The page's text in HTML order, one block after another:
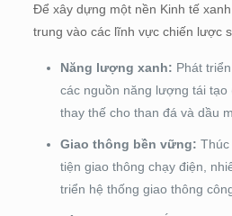
Để xây dựng một nền Kinh tế
trung vào các lĩnh vực chiến lược
Năng lượng xanh: Phát
các nguồn năng lượng tái
thay thế cho than đá và dầu
Giao thông bền vững:
tiện giao thông chạy điện,
triển hệ thống giao thông